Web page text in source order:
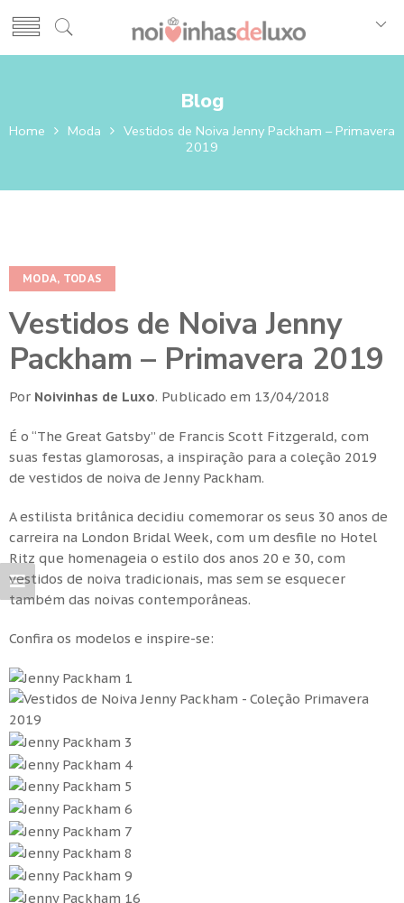
Blog
Home Moda
Vestidos de Noiva Jenny Packham – Primavera
2019
MODA, TODAS
Vestidos de Noiva Jenny
Packham – Primavera 2019
Por Noivinhas de Luxo. Publicado em 13/04/2018
É o “The Great Gatsby” de Francis Scott Fitzgerald, com
suas festas glamorosas, a inspiração para a coleção 2019
de vestidos de noiva de Jenny Packham.
A estilista britânica decidiu comemorar os seus 30 anos de
carreira na London Bridal Week, com um desfile no Hotel
Ritz que homenageia o estilo dos anos 20 e 30, com
vestidos de noiva tradicionais, mas sem se esquecer
também das noivas contemporâneas.
Confira os modelos e inspire-se: